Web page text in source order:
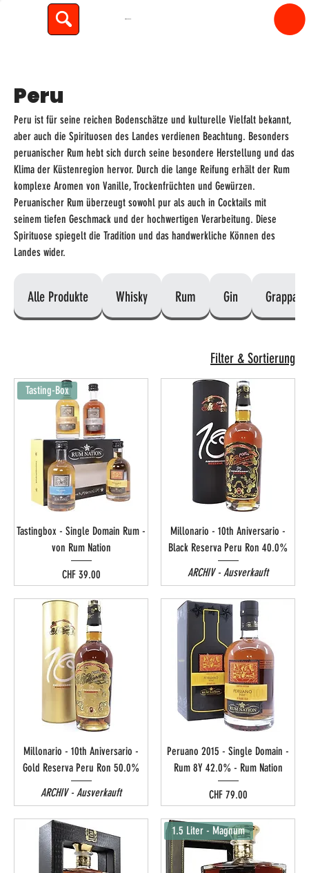
spiritfly
Peru
Peru ist für seine reichen Bodenschätze und kulturelle Vielfalt bekannt,
aber auch die Spirituosen des Landes verdienen Beachtung. Besonders
peruanischer Rum hebt sich durch seine besondere Herstellung und das
Klima der Küstenregion hervor. Durch die lange Reifung erhält der Rum
komplexe Aromen von Vanille, Trockenfrüchten und Gewürzen.
Peruanischer Rum überzeugt sowohl pur als auch in Cocktails mit
seinem tiefen Geschmack und der hochwertigen Verarbeitung. Diese
Spirituose spiegelt die Tradition und das handwerkliche Können des
Landes wider.
Alle Produkte Whisky Rum Gin Grappa
Filter & Sortierung
Tasting-Box
Tastingbox - Single Domain Rum -
von Rum Nation
Preis
CHF 39.00
Millonario - 10th Aniversario -
Black Reserva Peru Ron 40.0%
ARCHIV - Ausverkauft
Millonario - 10th Aniversario -
Gold Reserva Peru Ron 50.0%
ARCHIV - Ausverkauft
Peruano 2015 - Single Domain -
Rum 8Y 42.0% - Rum Nation
Preis
CHF 79.00
1.5 Liter - Magnum